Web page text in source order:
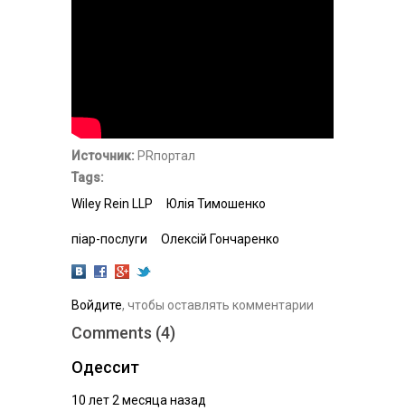
Источник: PRпортал
Tags:
Wiley Rein LLP
Юлія Тимошенко
піар-послуги Олексій Гончаренко
Войдите, чтобы оставлять комментарии
Comments (4)
Одессит
10 лет 2 месяца назад